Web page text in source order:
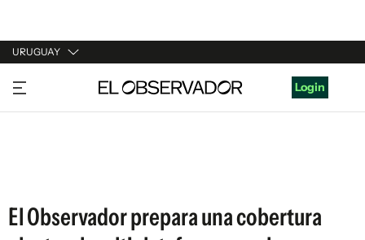
URUGUAY
URUGUAY
ARGENTINA
Login
El Observador prepara una cobertura